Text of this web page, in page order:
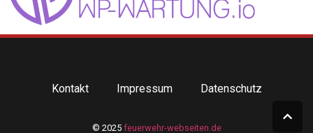
Kontakt Impressum Datenschutz
© 2025 feuerwehr-webseiten.de